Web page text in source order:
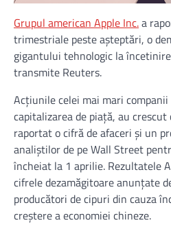
Grupul american Apple Inc.a
trimestriale peste aşteptări, o
gigantului tehnologic la
transmite Reuters.
Acţiunile celei mai mari
capitalizarea de piaţă, au crescut
raportat o cifră de afaceri şi un
analiştilor de pe Wall Street
încheiat la 1 aprilie. Rezultatele
cifrele dezamăgitoare anunţate
producători de cipuri din cauza
creştere a economiei chineze.